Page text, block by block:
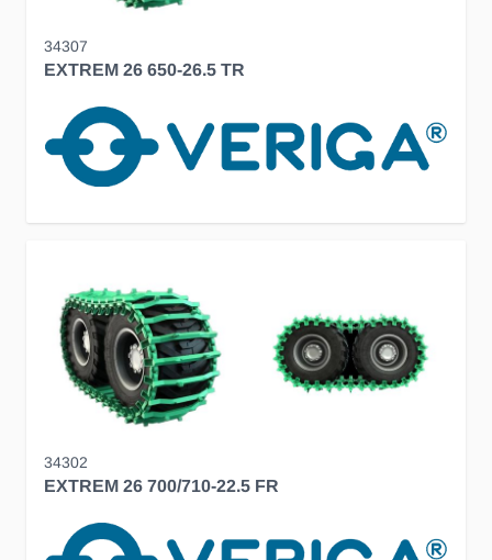
34307
EXTREM 26 650-26.5 TR
34302
EXTREM 26 700/710-22.5 FR